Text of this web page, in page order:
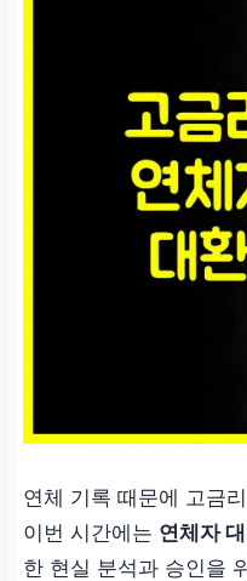
연체 기록 때문에 고금
이번 시간에는 연체자
한 현실 분석과 승인을